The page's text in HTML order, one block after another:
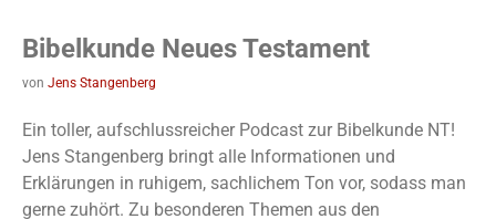
Bibelkunde Neues Testament
von Jens Stangenberg
Ein toller, aufschlussreicher Podcast zur Bibelkunde NT!
Jens Stangenberg bringt alle Informationen und
Erklärungen in ruhigem, sachlichem Ton vor, sodass man
gerne zuhört. Zu besonderen Themen aus den